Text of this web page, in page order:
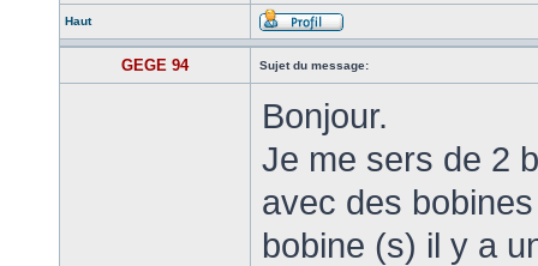
Haut
GEGE 94 Sujet du message:
Bonjour.
Je me sers de 2
avec des
bobine (s) il y a